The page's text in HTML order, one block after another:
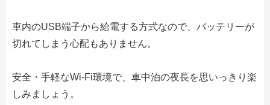
車内のUSB端子から給電する方式なので、バッテリーが
切れてしまう心配もありません。
安全・手軽なWi-Fi環境で、車中泊の夜長を思いっきり楽
しみましょう。